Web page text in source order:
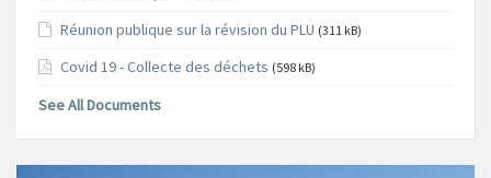
Réunion publique sur la révision du PLU (311 kB)
Covid 19 - Collecte des déchets (598 kB)
See All Documents